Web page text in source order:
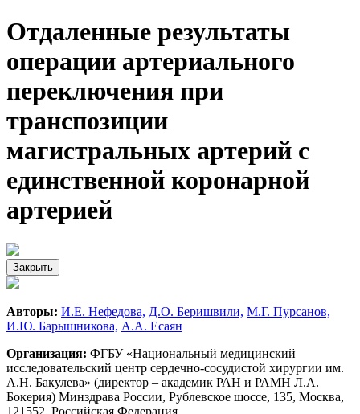
Отдаленные результаты
операции артериального
переключения при
транспозиции
магистральных артерий с
единственной коронарной
артерией
Закрыть
Авторы: И.Е. Нефедова, Д.О. Беришвили, М.Г. Пурсанов,
И.Ю. Барышникова, А.А. Есаян
Организация: ФГБУ «Национальный медицинский
исследовательский центр сердечно-сосудистой хирургии им.
А.Н. Бакулева» (директор – академик РАН и РАМН Л.А.
Бокерия) Минздрава России, Рублевское шоссе, 135, Москва,
121552, Российская Федерация